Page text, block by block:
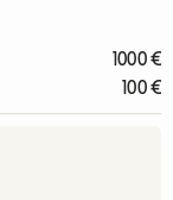
1000 €
100 €